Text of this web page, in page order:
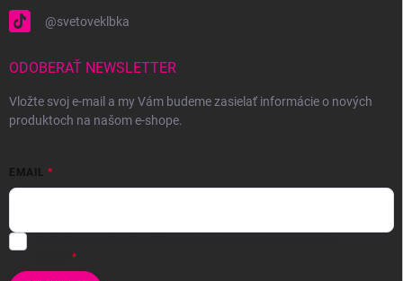
@svetoveklbka
ODOBERAŤ NEWSLETTER
Vložte svoj e-mail a my Vám budeme zasielať informácie o nových
produktoch na našom e-shope.
EMAIL